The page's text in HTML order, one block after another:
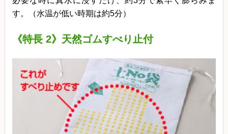
す。（水温が低い時期は約5分）
《特長 2》天然ゴムすべり止付